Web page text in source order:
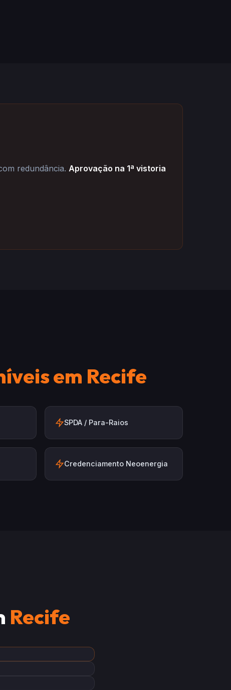
redundância. Aprovação na 1ª vistoria
em Recife
SPDA / Para-Raios
Credenciamento Neoenergia
Recife